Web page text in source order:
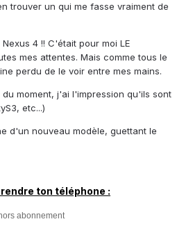
trouver un qui me fasse vraiment de
4 !! C'était pour moi LE
mes attentes. Mais comme tous le
perdu de le voir entre mes mains.
moment, j'ai l'impression qu'ils sont
etc...)
d'un nouveau modèle, guettant le
ton téléphone :
abonnement